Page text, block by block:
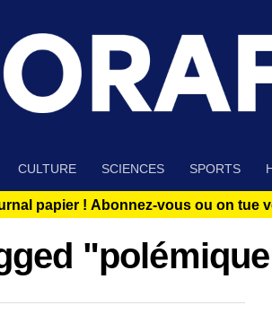
CULTURE SCIENCES SPORTS
papier ! Abonnez-vous ou on tue